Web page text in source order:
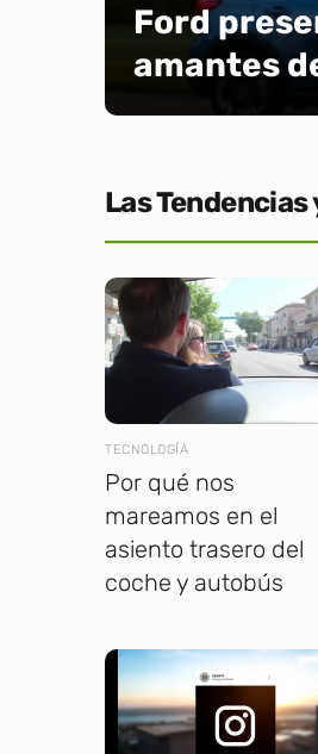
Ford
amantes
Las
TECNOLOGÍA
Por qué nos
mareamos en el
asiento trasero del
coche y autobús